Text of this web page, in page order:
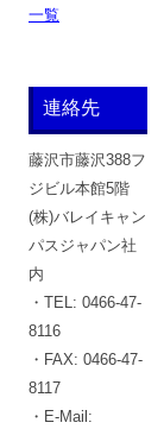
一覧
連絡先
藤沢市藤沢388フ
ジビル本館5階
(株)バレイキャン
パスジャパン社
内
・TEL: 0466-47-
8116
・FAX: 0466-47-
8117
・E-Mail: